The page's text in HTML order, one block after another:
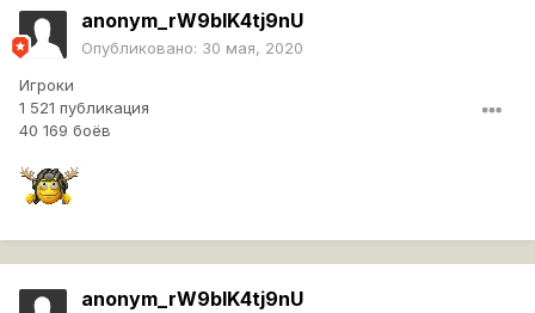
anonym_rW9bIK4tj9nU
Опубликовано: 30 мая, 2020
Игроки
1 521 публикация
40 169 боёв
anonym_rW9bIK4tj9nU